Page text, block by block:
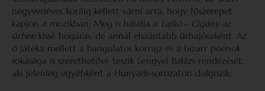
negyvenéves koráig kellett várni arra, hogy főszerepet
kapjon a mozikban. Meg is hálálja a Lajkó – Cigány az
űrben kissé bogaras, de annál elszántabb űrhajósaként. Az
ő játéka mellett a hangulatos korrajz és a bizarr poénok
sokasága is szerethetővé teszik Lengyel Balázs rendezését,
aki jelenleg egyébként a Hunyadi-sorozaton dolgozik.